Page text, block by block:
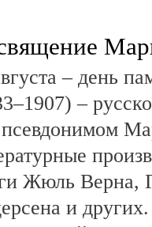
– день
–
Жюль Верна,
и